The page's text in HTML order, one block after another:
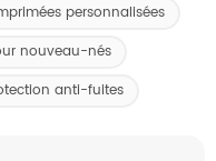
personnalisées
nouveau-nés
anti-fuites